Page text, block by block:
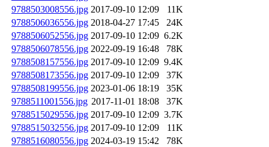
9788503008556.jpg 2017-09-10 12:09
11K
9788506036556.jpg 2018-04-27 17:45
24K
9788506052556.jpg 2017-09-10 12:09 6.2K
9788506078556.jpg 2022-09-19 16:48
78K
9788508157556.jpg 2017-09-10 12:09 9.4K
9788508173556.jpg 2017-09-10 12:09
37K
9788508199556.jpg 2023-01-06 18:19
35K
9788511001556.jpg 2017-11-01 18:08
37K
9788515029556.jpg 2017-09-10 12:09 3.7K
9788515032556.jpg 2017-09-10 12:09
11K
9788516080556.jpg 2024-03-19 15:42
78K